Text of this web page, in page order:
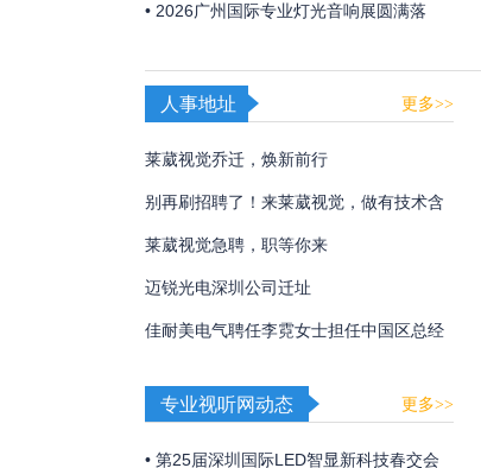
遗文化与光影艺术的碰撞！
业及教育解决方案
• 2026广州国际专业灯光音响展圆满落
核实力诠释极致声境
人事地址 更多>>
莱葳视觉乔迁，焕新前行
别再刷招聘了！来莱葳视觉，做有技术含
量的事
莱葳视觉急聘，职等你来
迈锐光电深圳公司迁址
佳耐美电气聘任李霓女士担任中国区总经
专业视听网动态 更多>>
• 第25届深圳国际LED智显新科技春交会